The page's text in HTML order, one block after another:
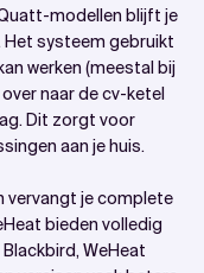
modellen blijft je
Het systeem gebruikt
werken (meestal bij
naar de cv-ketel
Dit zorgt voor
aan je huis.
vervangt je complete
bieden volledig
WeHeat